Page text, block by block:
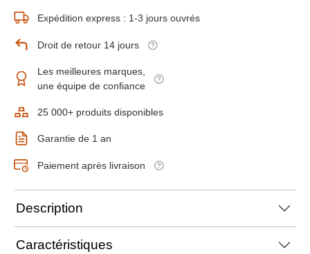
Expédition express : 1-3 jours ouvrés
Droit de retour 14 jours
Les meilleures marques,
une équipe de confiance
25 000+ produits disponibles
Garantie de 1 an
Paiement après livraison
Description
Caractéristiques